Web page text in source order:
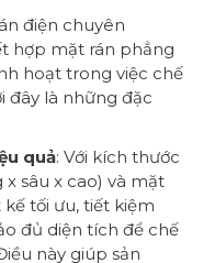
điện chuyên
hợp mặt rán phẳng
hoạt trong việc chế
đây là những đặc
quả: Với kích thước
sâu x cao) và mặt
tối ưu, tiết kiệm
đủ diện tích để chế
này giúp sản